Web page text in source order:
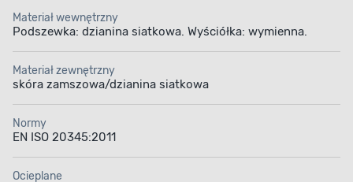
Materiał wewnętrzny
Podszewka: dzianina siatkowa. Wyściółka: wymienna.
Materiał zewnętrzny
skóra zamszowa/dzianina siatkowa
Normy
EN ISO 20345:2011
Ocieplane